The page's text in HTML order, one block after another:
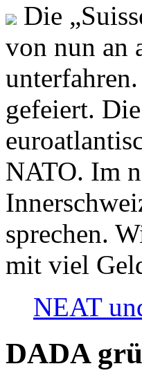
Die
von nun an
gefeiert.
NATO. Im
sprechen.
mit viel
NEAT
DADA